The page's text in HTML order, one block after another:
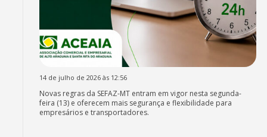
14 de julho de 2026 às 12:56
Novas regras da SEFAZ-MT entram em vigor nesta segunda-
feira (13) e oferecem mais segurança e flexibilidade para
empresários e transportadores.